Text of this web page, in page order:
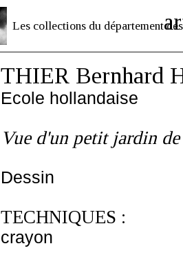
Les collections du département des
THIER Bernhard
Ecole hollandaise
Vue d'un petit jardin
Dessin
TECHNIQUES :
crayon